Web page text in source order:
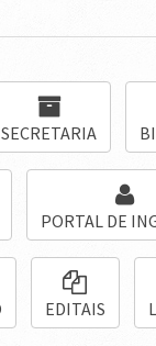
SECRETARIA
PORTAL DE
EDITAIS